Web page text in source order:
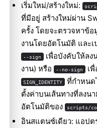
เริ่มใหม่/สร้างใหม่:
ที่มีอยู่ สร้างใหม่ผ่าน
ครั้ง โดยจะตรวจหาข้
งานโดยอัตโนมัติ และ
--sign
เพื่อบังคับให้ล
งาน) หรือ
--no-sign เ
SIGN_IDENTITY
ที่กำหนด
ตั้งค่าบนเส้นทางที่ลงน
อัตโนมัติของ
scripts/
อินสแตนซ์เดียว: แอปต